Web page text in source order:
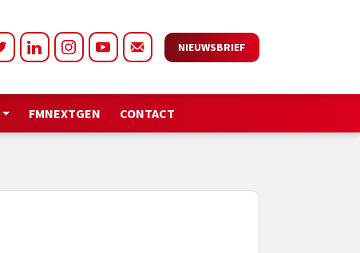
NIEUWSBRIEF
FMNEXTGEN CONTACT